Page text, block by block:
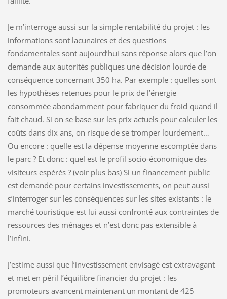
Je m’interroge aussi sur la simple rentabilité du projet : les
informations sont lacunaires et des questions
fondamentales sont aujourd’hui sans réponse alors que l’on
demande aux autorités publiques une décision lourde de
conséquence concernant 350 ha. Par exemple : quelles sont
les hypothèses retenues pour le prix de l’énergie
consommée abondamment pour fabriquer du froid quand il
fait chaud. Si on se base sur les prix actuels pour calculer les
coûts dans dix ans, on risque de se tromper lourdement…
Ou encore : quelle est la dépense moyenne escomptée dans
le parc ? Et donc : quel est le profil socio-économique des
visiteurs espérés ? (voir plus bas) Si un financement public
est demandé pour certains investissements, on peut aussi
s’interroger sur les conséquences sur les sites existants : le
marché touristique est lui aussi confronté aux contraintes de
ressources des ménages et n’est donc pas extensible à
l’infini.
J’estime aussi que l’investissement envisagé est extravagant
et met en péril l’équilibre financier du projet : les
promoteurs avancent maintenant un montant de 425